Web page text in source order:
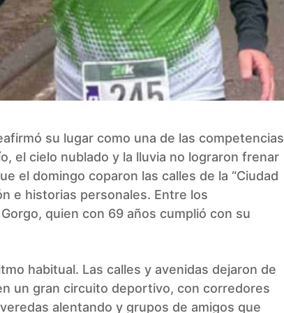
su lugar como una de las competencias
el cielo nublado y la lluvia no lograron frenar
el domingo coparon las calles de la “Ciudad
e historias personales. Entre los
quien con 69 años cumplió con su
habitual. Las calles y avenidas dejaron de
un gran circuito deportivo, con corredores
alentando y grupos de amigos que